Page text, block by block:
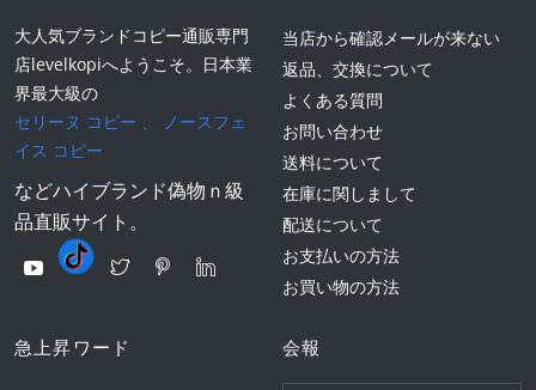
大人気ブランドコピー通販専門
店levelkopiへようこそ。日本業
界最大級の
セリーヌ コピー 、
ノースフェ
イス コピー
などハイブランド偽物ｎ級
品直販サイト。
当店から確認メールが来ない
返品、交換について
よくある質問
お問い合わせ
送料について
在庫に関しまして
配送について
お支払いの方法
お買い物の方法
急上昇ワード 会報